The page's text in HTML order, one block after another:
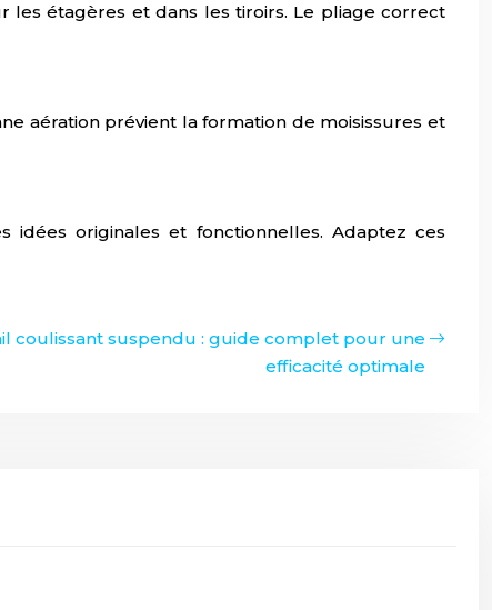
les étagères et dans les tiroirs. Le pliage correct
aération prévient la formation de moisissures et
idées originales et fonctionnelles. Adaptez ces
coulissant suspendu : guide complet pour une
efficacité optimale